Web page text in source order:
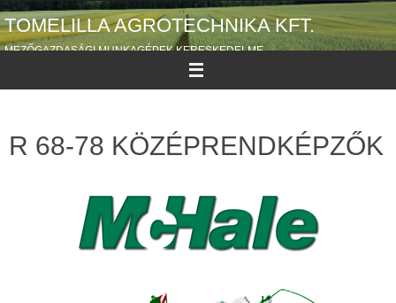
TOMELILLA AGROTECHNIKA KFT.
MEZŐGAZDASÁGI MUNKAGÉPEK KERESKEDELME
R 68-78 KÖZÉPRENDKÉPZŐK